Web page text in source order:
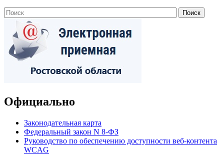
Официально
Законодательная карта
Федеральный закон N 8-ФЗ
Руководство по обеспечению доступности веб-контента
WCAG